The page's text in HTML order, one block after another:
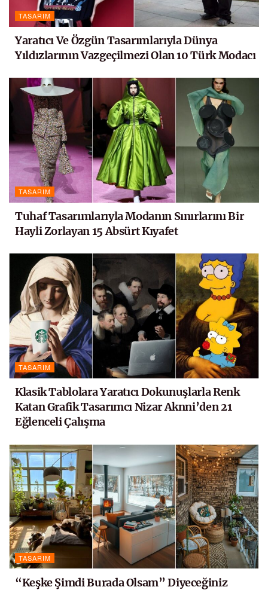
TASARIM
Yaratıcı Ve Özgün Tasarımlarıyla Dünya
Yıldızlarının Vazgeçilmezi Olan 10 Türk Modacı
TASARIM
Tuhaf Tasarımlarıyla Modanın Sınırlarını Bir
Hayli Zorlayan 15 Absürt Kıyafet
TASARIM
Klasik Tablolara Yaratıcı Dokunuşlarla Renk
Katan Grafik Tasarımcı Nizar Aknni’den 21
Eğlenceli Çalışma
TASARIM
“Keşke Şimdi Burada Olsam” Diyeceğiniz